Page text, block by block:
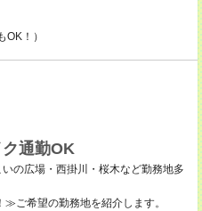
！）
通勤OK
の広場・西掛川・桜木など勤務地多
ご希望の勤務地を紹介します。